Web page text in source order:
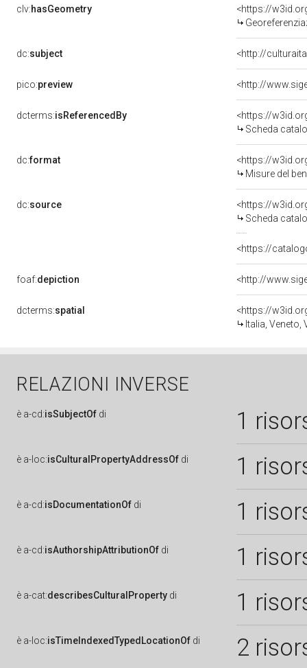
clv:hasGeometry
<https://
dc:subject <http://
pico:preview
dcterms:isReferencedBy
<https://
Scheda
dc:format
<https://
Misure del
dc:source
<https://
Scheda
<https://
foaf:depiction
dcterms:spatial
<https://
Italia, Veneto,
RELAZIONI INVERSE
è a-cd:isSubjectOf di 1
è a-loc:isCulturalPropertyAddressOf di 1
è a-cd:isDocumentationOf di 1
è a-cd:isAuthorshipAttributionOf di 1
è a-cat:describesCulturalProperty di 1
è a-loc:isTimeIndexedTypedLocationOf di 2